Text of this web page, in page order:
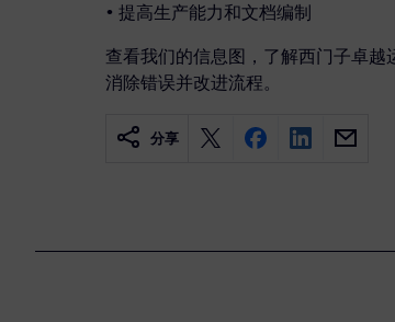
• 提高生产能力和文档编制
查看我们的信息图，了解西门子卓
消除错误并改进流程。
分享